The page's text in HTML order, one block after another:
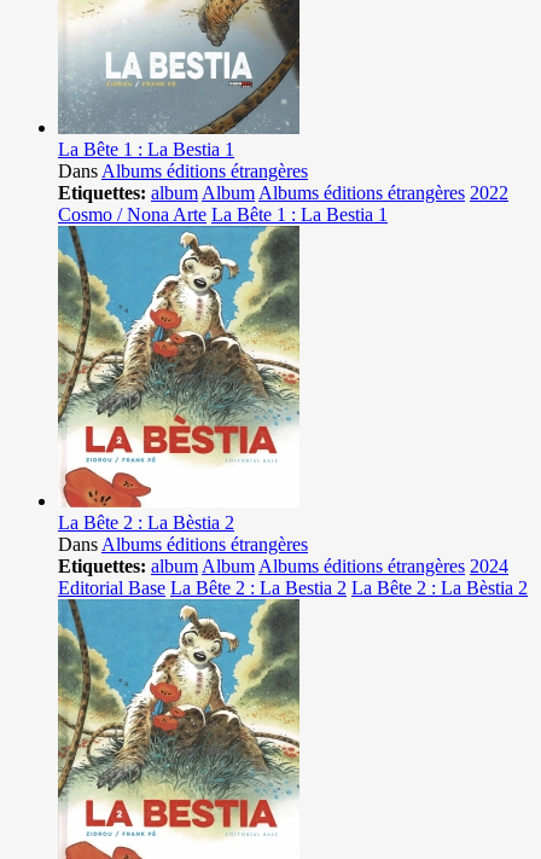
La Bête 1 : La Bestia 1
Dans Albums éditions étrangères
Etiquettes: album Album Albums éditions étrangères 2022
Cosmo / Nona Arte La Bête 1 : La Bestia 1
La Bête 2 : La Bèstia 2
Dans Albums éditions étrangères
Etiquettes: album Album Albums éditions étrangères 2024
Editorial Base La Bête 2 : La Bestia 2 La Bête 2 : La Bèstia 2